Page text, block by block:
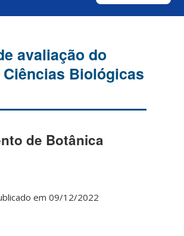
avaliação do
Biológicas
de Botânica
em 09/12/2022